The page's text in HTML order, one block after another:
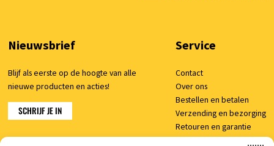
Nieuwsbrief
Blijf als eerste op de hoogte van alle
nieuwe producten en acties!
SCHRIJF JE IN
Service
Contact
Over ons
Bestellen en betalen
Verzending en bezorging
Retouren en garantie
Klachten